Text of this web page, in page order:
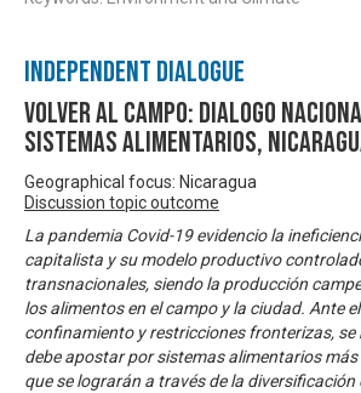
Independent Dialogue
Volver al Campo: Dialogo
Sistemas Alimentarios,
Geographical focus: Nicaragua
Discussion topic outcome
La pandemia Covid-19 evidencio la
capitalista y su modelo productivo
transnacionales, siendo la producción
los alimentos en el campo y la ciudad. Ante
confinamiento y restricciones fronterizas, se
debe apostar por sistemas alimentarios
que se lograrán a través de la diversificación